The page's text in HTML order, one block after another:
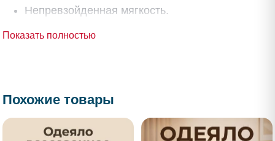
Непревзойденная мягкость.
Подарите себе и своим близким комфорт и тепло с
Показать полностью
Похожие товары